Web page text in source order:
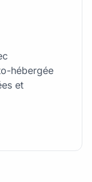
hébergée
et